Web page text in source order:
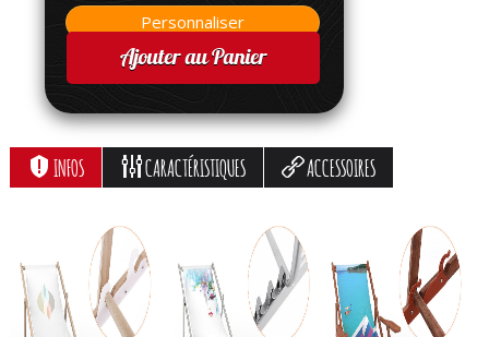
Ajouter au Panier
INFOS CARACTÉRISTIQUES ACCESSOIRES